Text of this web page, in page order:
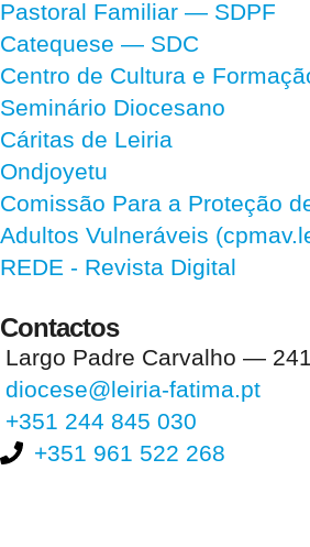
Pastoral Familiar — SDPF
Catequese — SDC
Centro de Cultura e
Seminário Diocesano
Cáritas de Leiria
Ondjoyetu
Comissão Para a Proteção
Adultos Vulneráveis
REDE - Revista Digital
Contactos
Largo Padre Carvalho —
diocese@leiria-fatima.pt
+351 244 845 030
+351 961 522 268